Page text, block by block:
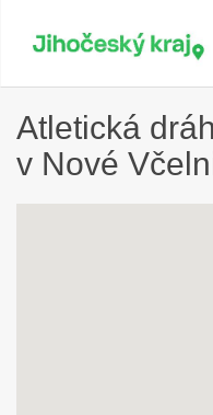
Atletická
v Nové